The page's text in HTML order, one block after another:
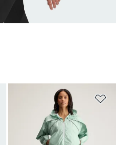
Ajouter à la Liste de produits